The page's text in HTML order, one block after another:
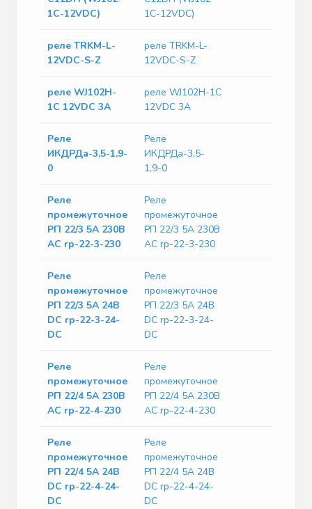
1C-12VDC)
1C-12VDC)
реле TRKM-L-
12VDC-S-Z
реле TRKM-L-
12VDC-S-Z
реле WJ102H-
1C 12VDC 3A
реле WJ102H-1C
12VDC 3A
Реле
ИКДРДа-3,5-1,9-
0
Реле
ИКДРДа-3,5-
1,9-0
Реле
промежуточное
РП 22/3 5А 230В
AC rp-22-3-230
Реле
промежуточное
РП 22/3 5А 230В
AC rp-22-3-230
Реле
промежуточное
РП 22/3 5А 24В
DC rp-22-3-24-
DC
Реле
промежуточное
РП 22/3 5А 24В
DC rp-22-3-24-
DC
Реле
промежуточное
РП 22/4 5А 230В
AC rp-22-4-230
Реле
промежуточное
РП 22/4 5А 230В
AC rp-22-4-230
Реле
промежуточное
РП 22/4 5А 24В
DC rp-22-4-24-
DC
Реле
промежуточное
РП 22/4 5А 24В
DC rp-22-4-24-
DC